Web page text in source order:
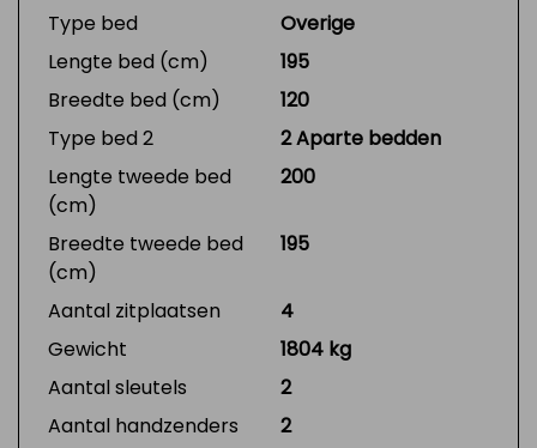
Type bed
Overige
Lengte bed (cm)
195
Breedte bed (cm)
120
Type bed 2
2 Aparte bedden
Lengte tweede bed
(cm)
200
Breedte tweede bed
(cm)
195
Aantal zitplaatsen
4
Gewicht
1804 kg
Aantal sleutels
2
Aantal handzenders
2